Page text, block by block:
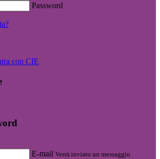
Password
con CIE
E-mail Verrà inviato un messaggio